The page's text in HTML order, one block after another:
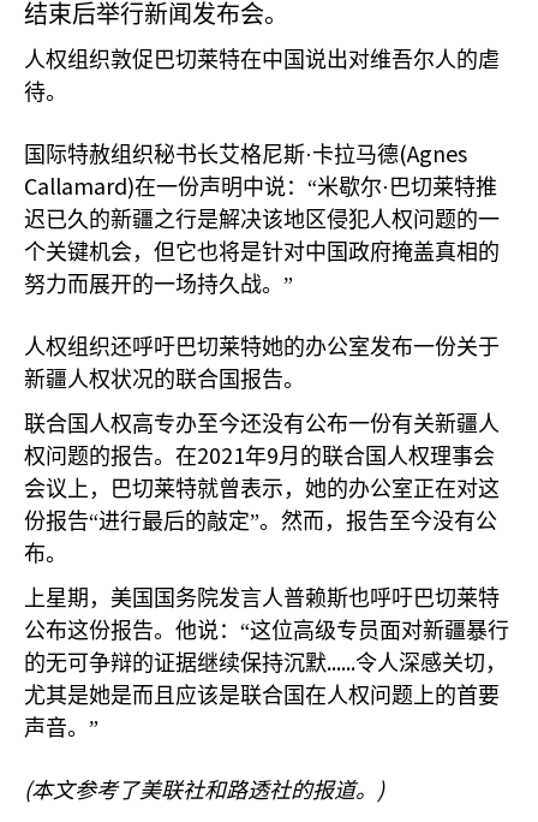
结束后举行新闻发布会。
人权组织敦促巴切莱特在中国说出对维吾尔人的虐
待。
国际特赦组织秘书长艾格尼斯·卡拉马德(Agnes
Callamard)在一份声明中说：“米歇尔·巴切莱特推
迟已久的新疆之行是解决该地区侵犯人权问题的一
个关键机会，但它也将是针对中国政府掩盖真相的
努力而展开的一场持久战。”
人权组织还呼吁巴切莱特她的办公室发布一份关于
新疆人权状况的联合国报告。
联合国人权高专办至今还没有公布一份有关新疆人
权问题的报告。在2021年9月的联合国人权理事会
会议上，巴切莱特就曾表示，她的办公室正在对这
份报告“进行最后的敲定”。然而，报告至今没有公
布。
上星期，美国国务院发言人普赖斯也呼吁巴切莱特
公布这份报告。他说：“这位高级专员面对新疆暴行
的无可争辩的证据继续保持沉默......令人深感关切，
尤其是她是而且应该是联合国在人权问题上的首要
声音。”
(本文参考了美联社和路透社的报道。 )